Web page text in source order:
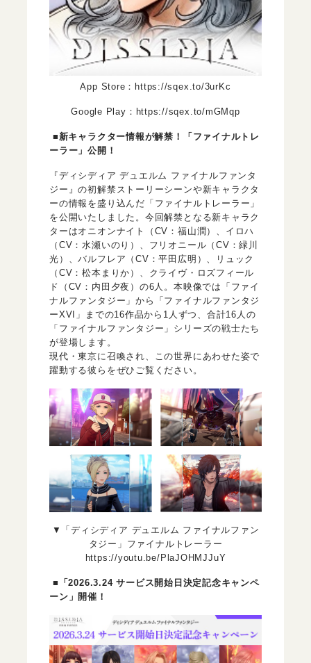
App Store： https://sqex.to/3urKc
Google Play： https://sqex.to/mGMqp
■新キャラクター情報が解禁！「ファイナルトレ
ーラー」公開！
『ディシディア デュエルム ファイナルファンタ
ジー』の初解禁ストーリーシーンや新キャラクタ
ーの情報を盛り込んだ「ファイナルトレーラー」
を公開いたしました。今回解禁となる新キャラク
ターはオニオンナイト（CV：福山潤）、イロハ
（CV：水瀬いのり）、フリオニール（CV：緑川
光）、バルフレア（CV：平田広明）、リュック
（CV：松本まりか）、クライヴ・ロズフィール
ド（CV：内田夕夜）の6人。本映像では「ファイ
ナルファンタジー」から「ファイナルファンタジ
ーXVI」までの16作品から1人ずつ、合計16人の
「ファイナルファンタジー」シリーズの戦士たち
が登場します。
現代・東京に召喚され、この世界にあわせた姿で
躍動する彼らをぜひご覧ください。
▼「ディシディア デュエルム ファイナルファン
タジー」ファイナルトレーラー
https://youtu.be/PlaJOHMJJuY
■「2026.3.24 サービス開始日決定記念キャンペ
ーン」開催！